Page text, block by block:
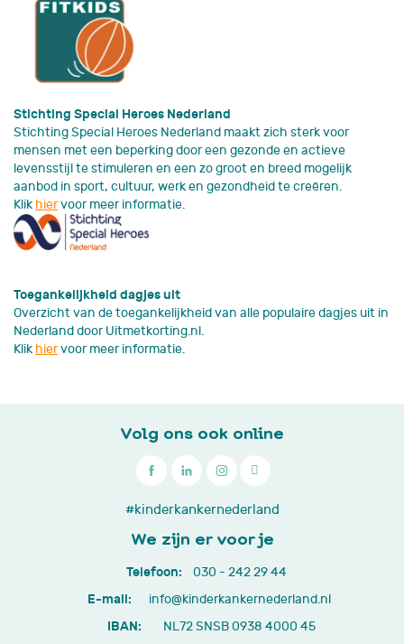
Stichting Special Heroes Nederland
Stichting Special Heroes Nederland maakt zich sterk voor
mensen met een beperking door een gezonde en actieve
levensstijl te stimuleren en een zo groot en breed mogelijk
aanbod in sport, cultuur, werk en gezondheid te creëren.
Klik hiervoor meer informatie.
Toegankelijkheid dagjes uit
Overzicht van de toegankelijkheid van alle populaire dagjes uit in
Nederland door Uitmetkorting.nl.
Klik hiervoor meer informatie.
Volg ons ook online

242
29
44
#kinderkankernederland
We zijn er voor je
Telefoon:
030 - 242 29 44
E-mail:
info@kinderkankernederland.nl
IBAN:
NL72 SNSB 0938 4000 45